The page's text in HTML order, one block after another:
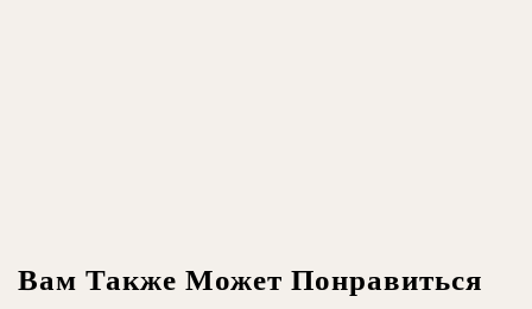
Вам Также Может Понравиться